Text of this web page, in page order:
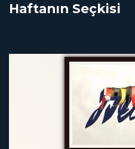
Haftanın Seçkisi